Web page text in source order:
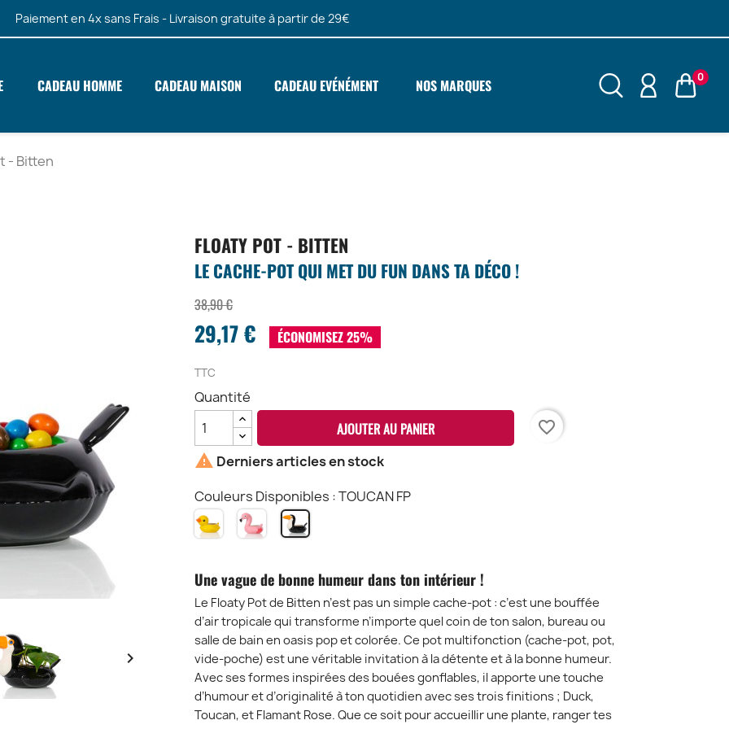
Paiement en 4x sans Frais - Livraison gratuite à partir de 29€
CADEAU HOMME CADEAU MAISON CADEAU EVÉNÉMENT NOS MARQUES 0
- Bitten

FLOATY POT - BITTEN
LE CACHE-POT QUI MET DU FUN DANS TA DÉCO !
38,90 €
29,17 € ÉCONOMISEZ 25%
TTC
Quantité
AJOUTER AU PANIER
favorite_border
 Derniers articles en stock
Couleurs Disponibles : TOUCAN FP
DUCK
-
FLAMANT
ROSE
TOUCAN
FP
Une vague de bonne humeur dans ton intérieur !
Le Floaty Pot de Bitten n’est pas un simple cache-pot : c’est une bouffée
d’air tropicale qui transforme n’importe quel coin de ton salon, bureau ou
salle de bain en oasis pop et colorée. Ce pot multifonction (cache-pot, pot,
vide-poche) est une véritable invitation à la détente et à la bonne humeur.
Avec ses formes inspirées des bouées gonflables, il apporte une touche
d’humour et d’originalité à ton quotidien avec ses trois finitions ; Duck,
Toucan, et Flamant Rose. Que ce soit pour accueillir une plante, ranger tes